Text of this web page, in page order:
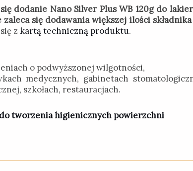
dodanie Nano Silver Plus WB 120g do
zaleca się dodawania większej ilości
z kartą techniczną produktu.
o podwyższonej wilgotności,
medycznych, gabinetach
szkołach, restauracjach.
do tworzenia higienicznych powierzchni